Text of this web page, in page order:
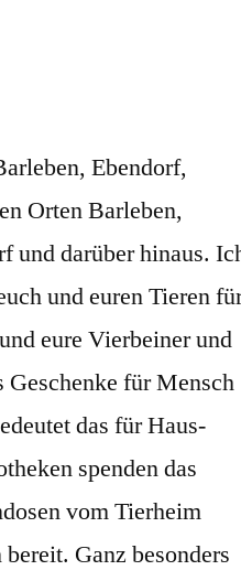
Ebendorf,
Orten Barleben,
und darüber hinaus.
und euren Tieren
eure Vierbeiner und
für Mensch
das für Haus-
spenden das
vom Tierheim
Ganz besonders